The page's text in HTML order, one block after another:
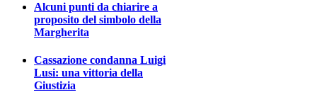
Alcuni punti da chiarire a
proposito del simbolo della
Margherita
Cassazione condanna Luigi
Lusi: una vittoria della
Giustizia